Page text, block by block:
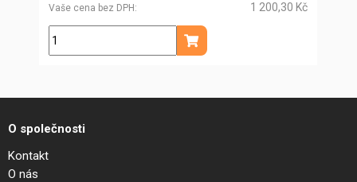
Vaše cena bez DPH
1 200,30 Kč
ks
Přidat do košíku
O společnosti
Kontakt
O nás